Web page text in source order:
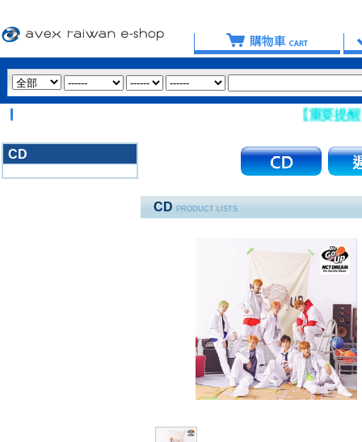
【重要提醒：請盡量
CD
CD PRODUCT LISTS